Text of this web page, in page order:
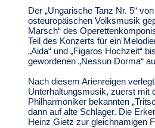
Der „Ungarische Tanz Nr. 5“
osteuropäischen Volksmusik
Marsch“ des
Teil des Konzerts für ein
„Aida“ und „Figaros Hochzeit“
gewordenen „Nessun Dorma“
Nach diesem Arienreigen
Unterhaltungsmusik, zuerst mit
Philharmoniker bekannten
dann auf alte Schlager. Die
Heinz Gietz zur gleichnamigen